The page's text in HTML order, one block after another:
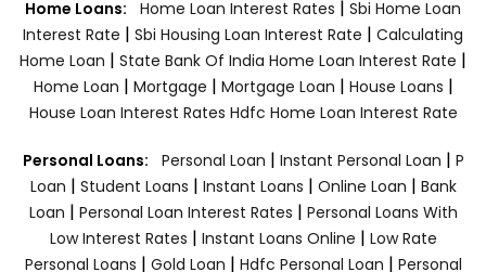
Home Loans: Home Loan Interest Rates | Sbi Home Loan
Interest Rate | Sbi Housing Loan Interest Rate | Calculating
Home Loan | State Bank Of India Home Loan Interest Rate |
Home Loan | Mortgage | Mortgage Loan | House Loans |
House Loan Interest Rates Hdfc Home Loan Interest Rate
Personal Loans: Personal Loan | Instant Personal Loan | P
Loan | Student Loans | Instant Loans | Online Loan | Bank
Loan | Personal Loan Interest Rates | Personal Loans With
Low Interest Rates | Instant Loans Online | Low Rate
Personal Loans | Gold Loan | Hdfc Personal Loan | Personal